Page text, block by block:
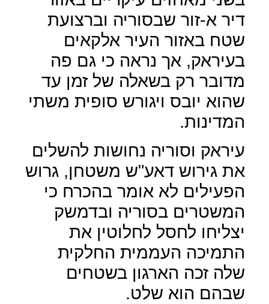
דיר א-זור שבסוריה וברצועת
שטח באזור העיר אלקאים
בעיראק, אך נראה כי גם פה
מדובר רק בשאלה של זמן עד
שהוא יובס ויגורש סופית משתי
המדינות.
עיראק וסוריה נחושות להשלים
את גירוש דאע"ש משטחן, גרוש
הפעילים לא אומר בהכרח כי
המשטרים בסוריה ובדמשק
יצליחו לחסל לחלוטין את
התמיכה העממית החלקית
שלה זכה הארגון בשטחים
שבהם הוא שלט.